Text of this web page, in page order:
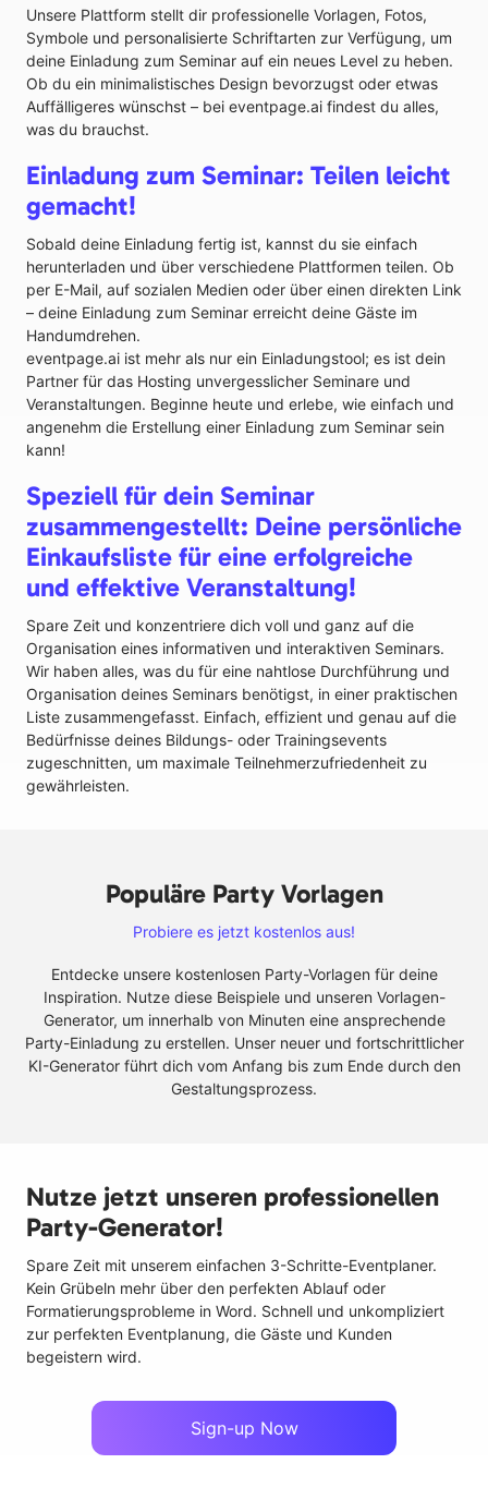
Unsere Plattform stellt dir professionelle Vorlagen, Fotos,
Symbole und personalisierte Schriftarten zur Verfügung, um
deine Einladung zum Seminar auf ein neues Level zu heben.
Ob du ein minimalistisches Design bevorzugst oder etwas
Auffälligeres wünschst – bei eventpage.ai findest du alles,
was du brauchst.
Einladung zum Seminar: Teilen leicht
gemacht!
Sobald deine Einladung fertig ist, kannst du sie einfach
herunterladen und über verschiedene Plattformen teilen. Ob
per E-Mail, auf sozialen Medien oder über einen direkten Link
– deine Einladung zum Seminar erreicht deine Gäste im
Handumdrehen.
eventpage.ai ist mehr als nur ein Einladungstool; es ist dein
Partner für das Hosting unvergesslicher Seminare und
Veranstaltungen. Beginne heute und erlebe, wie einfach und
angenehm die Erstellung einer Einladung zum Seminar sein
kann!
Speziell für dein Seminar
zusammengestellt: Deine persönliche
Einkaufsliste für eine erfolgreiche
und effektive Veranstaltung!
Spare Zeit und konzentriere dich voll und ganz auf die
Organisation eines informativen und interaktiven Seminars.
Wir haben alles, was du für eine nahtlose Durchführung und
Organisation deines Seminars benötigst, in einer praktischen
Liste zusammengefasst. Einfach, effizient und genau auf die
Bedürfnisse deines Bildungs- oder Trainingsevents
zugeschnitten, um maximale Teilnehmerzufriedenheit zu
gewährleisten.
Populäre Party Vorlagen
Probiere es jetzt kostenlos aus!
Entdecke unsere kostenlosen Party-Vorlagen für deine
Inspiration. Nutze diese Beispiele und unseren Vorlagen-
Generator, um innerhalb von Minuten eine ansprechende
Party-Einladung zu erstellen. Unser neuer und fortschrittlicher
KI-Generator führt dich vom Anfang bis zum Ende durch den
Gestaltungsprozess.
Nutze jetzt unseren professionellen
Party-Generator!
Spare Zeit mit unserem einfachen 3-Schritte-Eventplaner.
Kein Grübeln mehr über den perfekten Ablauf oder
Formatierungsprobleme in Word. Schnell und unkompliziert
zur perfekten Eventplanung, die Gäste und Kunden
begeistern wird.
Sign-up Now